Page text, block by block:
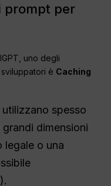
prompt per
uno degli
è Caching
utilizzano spesso
dimensioni
legale o una